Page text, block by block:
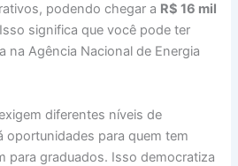
podendo chegar a R$ 16 mil
significa que você pode ter
na Agência Nacional de Energia
diferentes níveis de
oportunidades para quem tem
para graduados. Isso democratiza